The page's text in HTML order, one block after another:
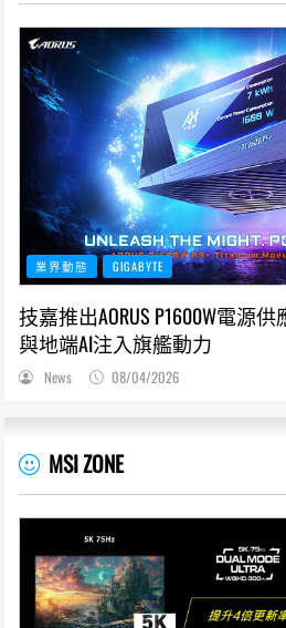
業界動態 GIGABYTE
技嘉推出AORUS P1600W電源
與地端AI注入旗艦動力
News 08/04/2026
MSI ZONE